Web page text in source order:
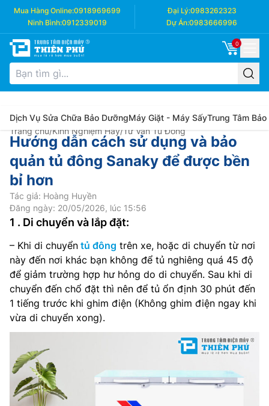
Mua Hàng Online:0918969699 Đại Lý:0983262323
Ninh Bình:0912339019 Dự Án:0983666996
0
Dịch Vụ Sửa Chữa Bảo DưỡngMáy Giặt - Máy SấyTrung Tâm Bảo
Trang chủ/Kinh Nghiệm Hay/Tư Vấn Tủ Đông
Hướng dẫn cách sử dụng và bảo
quản tủ đông Sanaky để được bền
bỉ hơn
Tác giả: Hoàng Huyền
Đăng ngày: 20/05/2026, lúc 15:56
1 . Di chuyển và lắp đặt:
– Khi di chuyển tủ đông trên xe, hoặc di chuyển từ nơi
này đến nơi khác bạn không để tủ nghiêng quá 45 độ
để giảm trường hợp hư hỏng do di chuyển. Sau khi di
chuyển đến chổ đặt thì nên để tủ ổn định 30 phút đến
1 tiếng trước khi ghim điện (Không ghim điện ngay khi
vừa di chuyển xong).